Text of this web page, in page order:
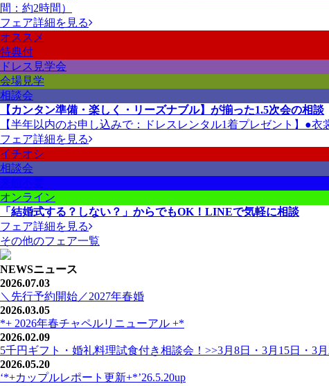
間：約2時間）
フェア詳細を見る
オススメ
特典付
ドレス見学会
会場見学
相談会
【カンタン準備・楽しく・リーズナブル】が揃った1.5次会の相談
【半年以内のお申し込みで：ドレスレンタル1着プレゼント】●
フェア詳細を見る
イチオシ
相談会
オンライン
「結婚式する？しない？」からでもOK！LINEで気軽に相談
フェア詳細を見る
その他のフェア一覧
NEWSニュース
2026.07.03
＼先行予約開始／2027年春婚
2026.03.05
*+ 2026年春チャペルリニューアル +*
2026.02.09
5千円ギフト・婚礼料理試食付き相談会！>>3月8日・3月15日・3
2026.05.20
‘*+カップルレポート更新+*’26.5.20up